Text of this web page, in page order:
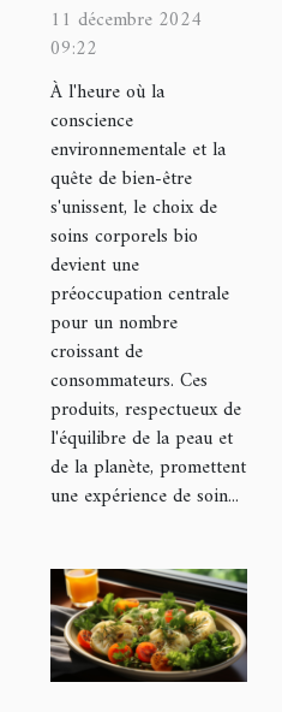
sélectionner
des soins
corporels bio
adaptés
11 décembre 2024
09:22
À l'heure où la
conscience
environnementale et la
quête de bien-être
s'unissent, le choix de
soins corporels bio
devient une
préoccupation centrale
pour un nombre
croissant de
consommateurs. Ces
produits, respectueux de
l'équilibre de la peau et
de la planète, promettent
une expérience de soin...